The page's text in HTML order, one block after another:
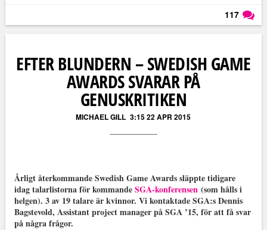
117
EFTER BLUNDERN – SWEDISH GAME
AWARDS SVARAR PÅ
GENUSKRITIKEN
MICHAEL GILL 3:15 22 APR 2015
Årligt återkommande Swedish Game Awards släppte tidigare
idag talarlistorna för kommandeSGA-konferensen(som hålls i
helgen). 3 av 19 talare är kvinnor. Vi kontaktade SGA:s Dennis
Bagstevold, Assistant project manager på SGA ’15, för att få svar
på några frågor.